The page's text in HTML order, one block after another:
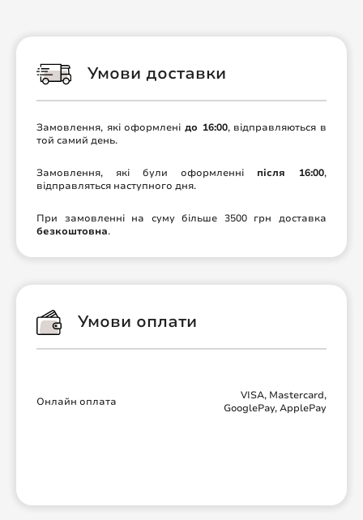
Умови доставки
Замовлення, які оформлені до 16:00, відправляються в
той самий день.
Замовлення, які були оформленні після 16:00,
відправляться наступного дня.
При замовленні на суму більше 3500 грн доставка
безкоштовна.
Умови оплати
Онлайн оплата
VISA, Mastercard,
GooglePay, ApplePay